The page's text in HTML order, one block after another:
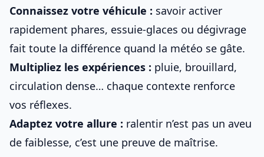
Connaissez votre véhicule : savoir activer
rapidement phares, essuie-glaces ou dégivrage
fait toute la différence quand la météo se gâte.
Multipliez les expériences : pluie, brouillard,
circulation dense… chaque contexte renforce
vos réflexes.
Adaptez votre allure : ralentir n’est pas un aveu
de faiblesse, c’est une preuve de maîtrise.